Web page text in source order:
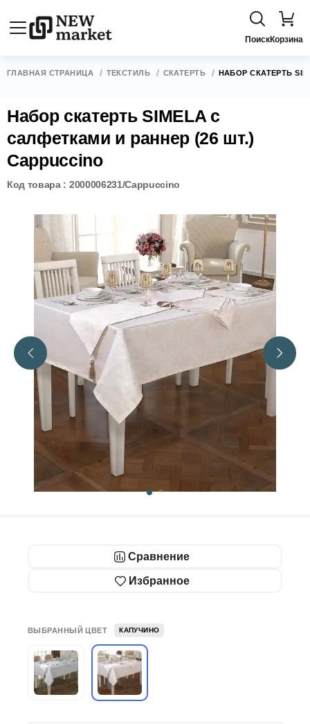
ПоискКорзина
ГЛАВНАЯ СТРАНИЦА ТЕКСТИЛЬ СКАТЕРТЬ НАБОР СКАТЕРТЬ
Набор скатерть SIMELA с
салфетками и раннер (26 шт.)
Cappuccino
Код товара : 2000006231/Cappuccino
Сравнение
Избранное
ВЫБРАННЫЙ ЦВЕТ КАПУЧИНО